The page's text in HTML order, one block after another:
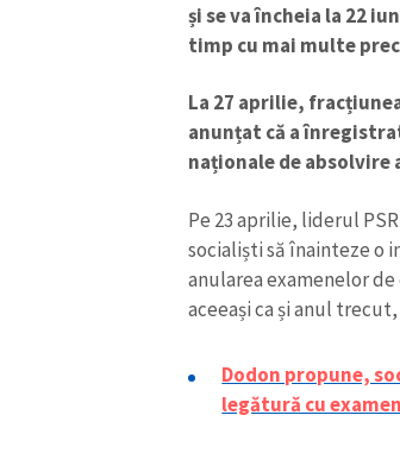
și se va încheia la 22
timp cu mai multe
La 27 aprilie,
anunțat că a
naționale de
Pe 23 aprilie, liderul
socialiști să înainteze o
anularea examenelor
aceeași ca și anul
Dodon propune,
legătură cu